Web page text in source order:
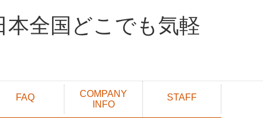
全国どこでも気軽
FAQ
COMPANY
INFO
STAFF